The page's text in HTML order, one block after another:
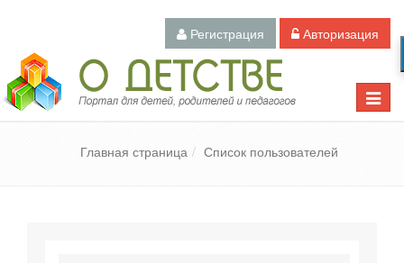
Регистрация Авторизация
Toggle
Педагогический портал «О детстве»
Главная страница Список пользователей